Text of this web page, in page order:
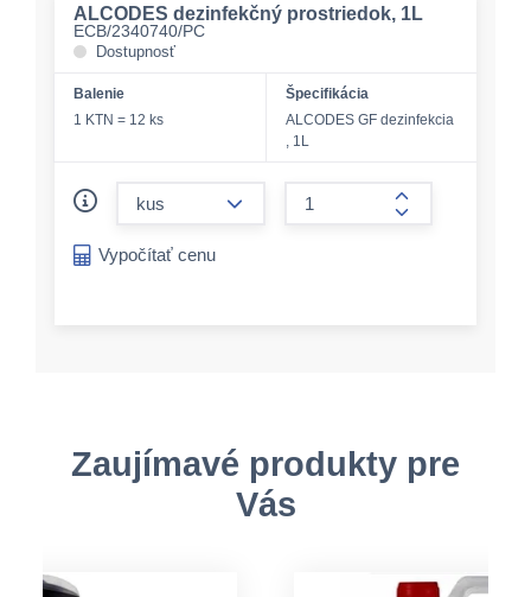
ALCODES dezinfekčný prostriedok, 1L
ECB/2340740/PC
Dostupnosť
Balenie
1 KTN = 12 ks
Špecifikácia
ALCODES GF dezinfekcia
, 1L
form.increase-
Vypočítať cenu
Zaujímavé produkty pre
Vás